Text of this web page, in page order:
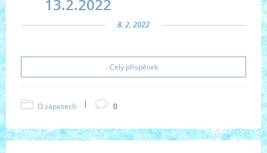
13.2.2022
8. 2. 2022
Celý příspěvek
O zápasech | 0